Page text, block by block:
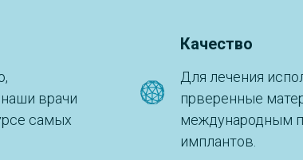
врачи
самых
Качество
Для лечения
прверенные
международным
имплантов.